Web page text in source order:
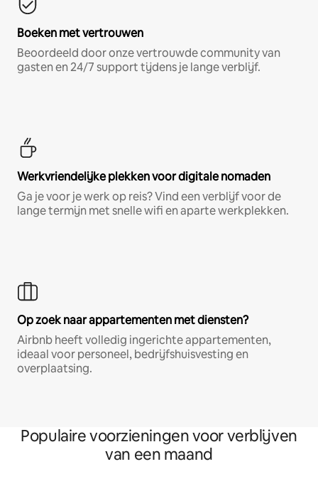
Boeken met vertrouwen
Beoordeeld door onze vertrouwde community van
gasten en 24/7 support tijdens je lange verblijf.
Werkvriendelijke plekken voor digitale nomaden
Ga je voor je werk op reis? Vind een verblijf voor de
lange termijn met snelle wifi en aparte werkplekken.
Op zoek naar appartementen met diensten?
Airbnb heeft volledig ingerichte appartementen,
ideaal voor personeel, bedrijfshuisvesting en
overplaatsing.
Populaire voorzieningen voor verblijven
van een maand